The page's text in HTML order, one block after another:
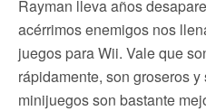
Rayman lleva años
acérrimos enemigos nos
juegos para Wii. Vale que
rápidamente, son groseros
minijuegos son bastante